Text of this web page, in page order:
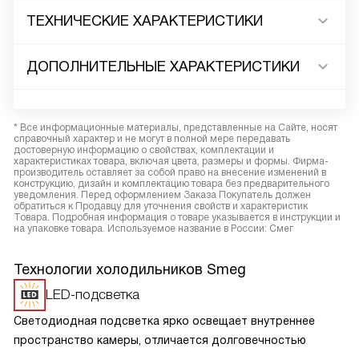
ТЕХНИЧЕСКИЕ ХАРАКТЕРИСТИКИ
ДОПОЛНИТЕЛЬНЫЕ ХАРАКТЕРИСТИКИ
* Все информационные материалы, представленные на Сайте, носят
справочный характер и не могут в полной мере передавать
достоверную информацию о свойствах, комплектации и
характеристиках товара, включая цвета, размеры и формы. Фирма-
производитель оставляет за собой право на внесение изменений в
конструкцию, дизайн и комплектацию товара без предварительного
уведомления. Перед оформлением Заказа Покупатель должен
обратиться к Продавцу для уточнения свойств и характеристик
Товара. Подробная информация о товаре указывается в инструкции и
на упаковке товара. Используемое название в России: Смег
Технологии холодильников Smeg
LED-подсветка
Светодиодная подсветка ярко освещает внутреннее
пространство камеры, отличается долговечностью